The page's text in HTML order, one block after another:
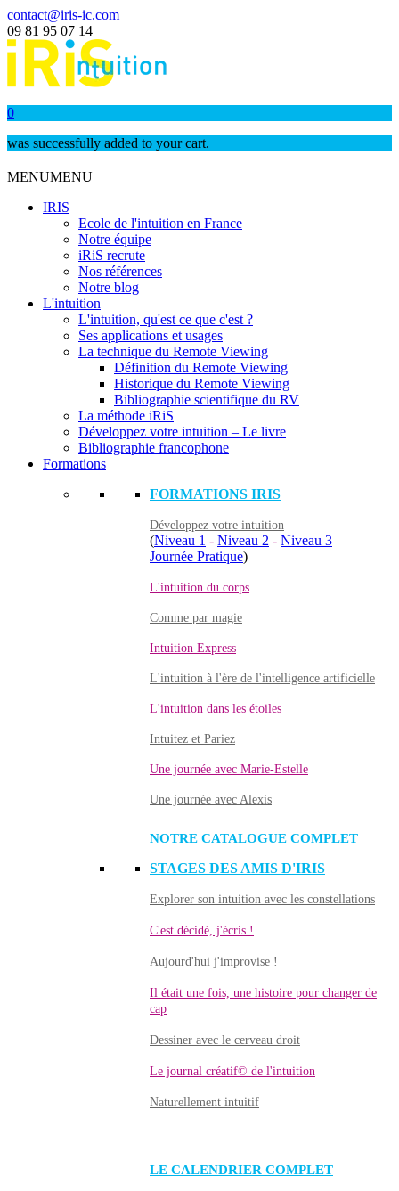
contact@iris-ic.com
09 81 95 07 14
0
was successfully added to your cart.
MENUMENU
IRIS
Ecole de l'intuition en France
Notre équipe
iRiS recrute
Nos références
Notre blog
L'intuition
L'intuition, qu'est ce que c'est ?
Ses applications et usages
La technique du Remote Viewing
Définition du Remote Viewing
Historique du Remote Viewing
Bibliographie scientifique du RV
La méthode iRiS
Développez votre intuition – Le livre
Bibliographie francophone
Formations
FORMATIONS IRIS
Développez votre intuition
(Niveau 1 - Niveau 2 - Niveau 3
Journée Pratique)
L'intuition du corps
Comme par magie
Intuition Express
L'intuition à l'ère de l'intelligence artificielle
L'intuition dans les étoiles
Intuitez et Pariez
Une journée avec Marie-Estelle
Une journée avec Alexis
NOTRE CATALOGUE COMPLET
STAGES DES AMIS D'IRIS
Explorer son intuition avec les constellations
C'est décidé, j'écris !
Aujourd'hui j'improvise !
Il était une fois, une histoire pour changer de
cap
Dessiner avec le cerveau droit
Le journal créatif© de l'intuition
Naturellement intuitif
LE CALENDRIER COMPLET